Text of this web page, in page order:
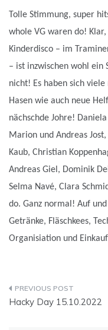
Tolle Stimmung, super
whole VG waren do!
Kinderdisco – im
– ist inzwischen wohl ein
nicht! Es haben sich
Hasen wie auch neue
nächschde Johre!
Marion und Andreas
Kaub, Christian
Andreas Giel, Dominik
Selma Navé, Clara
do. Ganz normal! Auf
Getränke, Fläschkees,
Organisiation und
Hacky Day 15.10.2022